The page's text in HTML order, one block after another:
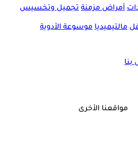
أمراض مزمنة تجميل وتخسيس
مالتيميديا موسوعة الأدوية
بنا
مواقعنا الأخرى